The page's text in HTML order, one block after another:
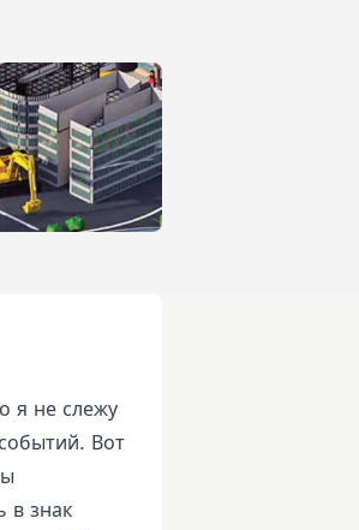
я не слежу
Вот
в знак